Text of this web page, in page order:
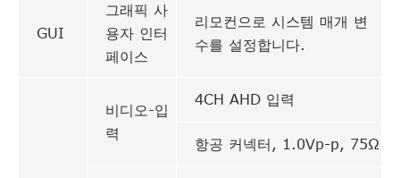
GUI
그래픽 사
용자 인터
페이스
리모컨으로 시스템 매개 변
수를 설정합니다.
비디오-입
력
4CH AHD 입력
항공 커넥터, 1.0Vp-p, 75Ω